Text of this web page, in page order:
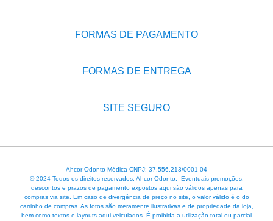
FORMAS DE PAGAMENTO
FORMAS DE ENTREGA
SITE SEGURO
Ahcor Odonto Médica CNPJ: 37.556.213/0001-04
© 2024 Todos os direitos reservados. Ahcor Odonto. Eventuais promoções,
descontos e prazos de pagamento expostos aqui são válidos apenas para
compras via site. Em caso de divergência de preço no site, o valor válido é o do
carrinho de compras. As fotos são meramente ilustrativas e de propriedade da loja,
bem como textos e layouts aqui veiculados. É proibida a utilização total ou parcial